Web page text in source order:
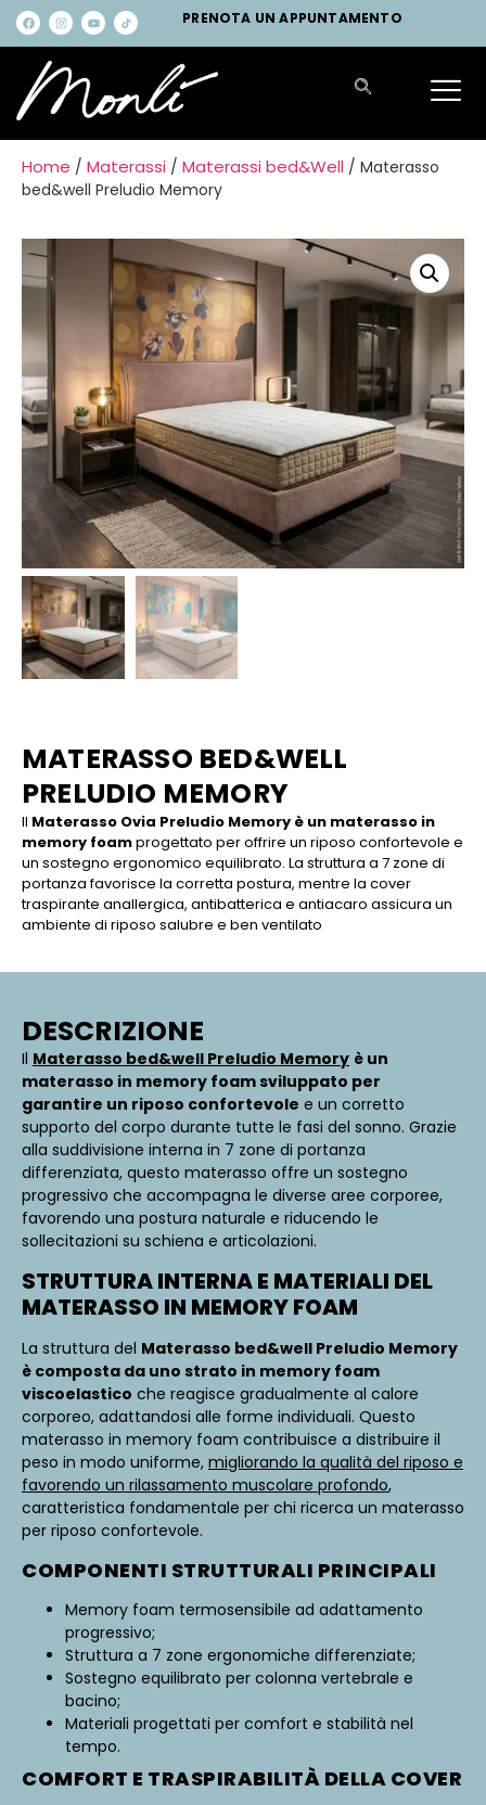
PRENOTA UN APPUNTAMENTO
Home / Materassi / Materassi bed&Well / Materasso
bed&well Preludio Memory
MATERASSO BED&WELL
PRELUDIO MEMORY
Il Materasso Ovia Preludio Memory è un materasso in
memory foamprogettato per offrire un riposo confortevole e
un sostegno ergonomico equilibrato. La struttura a 7 zone di
portanza favorisce la corretta postura, mentre la cover
traspirante anallergica, antibatterica e antiacaro assicura un
ambiente di riposo salubre e ben ventilato
DESCRIZIONE
Il Materasso bed&well Preludio Memory è un
materasso in memory foam sviluppato per
garantire un riposo confortevole e un corretto
supporto del corpo durante tutte le fasi del sonno. Grazie
alla suddivisione interna in 7 zone di portanza
differenziata, questo materasso offre un sostegno
progressivo che accompagna le diverse aree corporee,
favorendo una postura naturale e riducendo le
sollecitazioni su schiena e articolazioni.
STRUTTURA INTERNA E MATERIALI DEL
MATERASSO IN MEMORY FOAM
La struttura del Materasso bed&well Preludio Memory
è composta da uno strato in memory foam
viscoelastico che reagisce gradualmente al calore
corporeo, adattandosi alle forme individuali. Questo
materasso in memory foam contribuisce a distribuire il
peso in modo uniforme, migliorando la qualità del riposo e
favorendo un rilassamento muscolare profondo,
caratteristica fondamentale per chi ricerca un materasso
per riposo confortevole.
COMPONENTI STRUTTURALI PRINCIPALI
Memory foam termosensibile ad adattamento
progressivo;
Struttura a 7 zone ergonomiche differenziate;
Sostegno equilibrato per colonna vertebrale e
bacino;
Materiali progettati per comfort e stabilità nel
tempo.
COMFORT E TRASPIRABILITÀ DELLA COVER